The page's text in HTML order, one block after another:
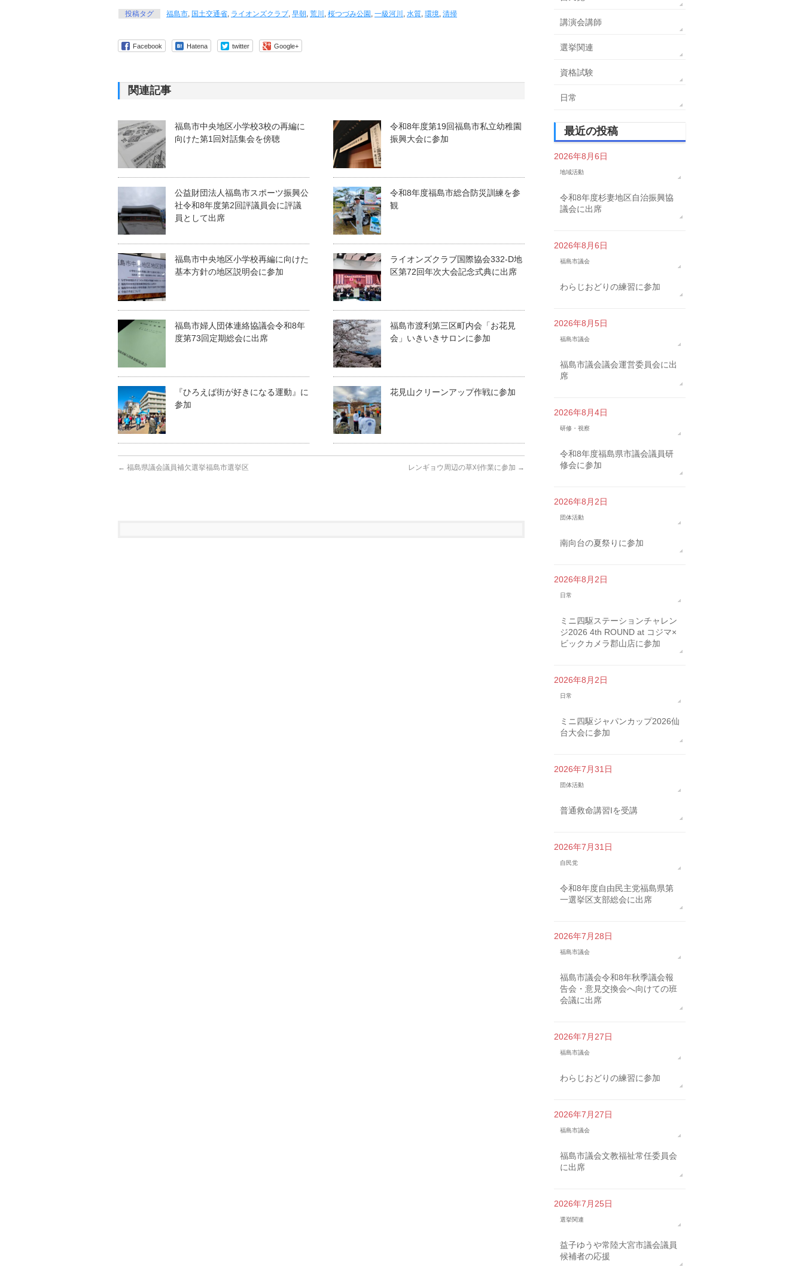
投稿タグ 福島市, 国土交通省, ライオンズクラブ, 早朝, 荒川 , 桜つづみ公園 , 一級河川 , 水質, 環境, 清掃
Facebook Hatena twitter Google+
関連記事
福島市中央地区小学校3校の再編に
向けた第1回対話集会を傍聴
令和8年度第19回福島市私立幼稚園
振興大会に参加
公益財団法人福島市スポーツ振興公
社令和8年度第2回評議員会に評議
員として出席
令和8年度福島市総合防災訓練を参
観
福島市中央地区小学校再編に向けた
基本方針の地区説明会に参加
ライオンズクラブ国際協会332-D地
区第72回年次大会記念式典に出席
福島市婦人団体連絡協議会令和8年
度第73回定期総会に出席
福島市渡利第三区町内会「お花見
会」いきいきサロンに参加
『ひろえば街が好きになる運動』に
参加
花見山クリーンアップ作戦に参加
← 福島県議会議員補欠選挙福島市選挙区 レンギョウ周辺の草刈作業に参加 →
講演会講師
選挙関連
資格試験
日常
最近の投稿
2026年8月6日
地域活動
令和8年度杉妻地区自治振興協
議会に出席
2026年8月6日
福島市議会
わらじおどりの練習に参加
2026年8月5日
福島市議会
福島市議会議会運営委員会に出
席
2026年8月4日
研修・視察
令和8年度福島県市議会議員研
修会に参加
2026年8月2日
団体活動
南向台の夏祭りに参加
2026年8月2日
日常
ミニ四駆ステーションチャレン
ジ2026 4th ROUND at コジマ×
ビックカメラ郡山店に参加
2026年8月2日
日常
ミニ四駆ジャパンカップ2026仙
台大会に参加
2026年7月31日
団体活動
普通救命講習Iを受講
2026年7月31日
自民党
令和8年度自由民主党福島県第
一選挙区支部総会に出席
2026年7月28日
福島市議会
福島市議会令和8年秋季議会報
告会・意見交換会へ向けての班
会議に出席
2026年7月27日
福島市議会
わらじおどりの練習に参加
2026年7月27日
福島市議会
福島市議会文教福祉常任委員会
に出席
2026年7月25日
選挙関連
益子ゆうや常陸大宮市議会議員
候補者の応援